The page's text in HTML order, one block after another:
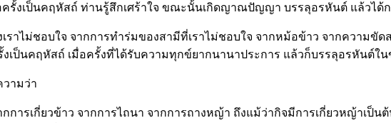
งเป็นคฤหัสถ์ ท่านรู้สึกเศร้าใจ ขณะนั้นเกิดญาณปัญญา บรรลุอรหันต์ แล้วได้ก
าไม่ชอบใจ จากการทำร่มของสามีที่เราไม่ชอบใจ จากหม้อข้าว จากความขัด
เป็นคฤหัสถ์ เมื่อครั้งที่ได้รับความทุกข์ยากนานาประการ แล้วก็บรรลุอรหันต์ใ
ามว่า
ารเกี่ยวข้าว จากการไถนา จากการถางหญ้า ถึงแม้ว่ากิจมีการเกี่ยวหญ้าเป็นต้